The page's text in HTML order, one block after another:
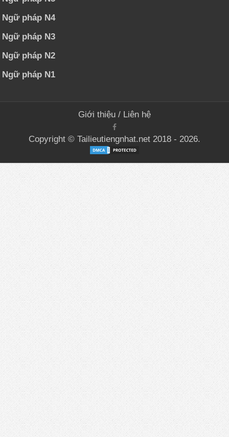
Ngữ pháp N4
Ngữ pháp N3
Ngữ pháp N2
Ngữ pháp N1
Giới thiệu / Liên hệ
Copyright © Tailieutiengnhat.net 2018 - 2026.